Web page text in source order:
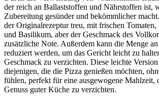
der reich an Ballaststoffen und Nährstoffen ist,
Zubereitung gesünder und bekömmlicher
der Originalrezeptur treu, mit frischen
und Basilikum, aber der Geschmack des
zusätzliche Note. Außerdem kann die Menge
reduziert werden, um das Gericht leicht zu
Geschmack zu verzichten. Diese leichte
diejenigen, die die Pizza genießen möchten,
fühlen, perfekt für eine ausgewogene Mahlzeit,
Genuss guter Küche zu verzichten.